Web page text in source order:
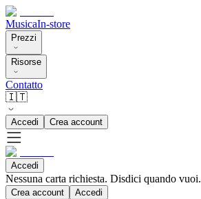
MusicaIn-store
Prezzi
Risorse
Contatto
🇮🇹
Accedi Crea account
Accedi
Nessuna carta richiesta. Disdici quando vuoi.
Crea account Accedi